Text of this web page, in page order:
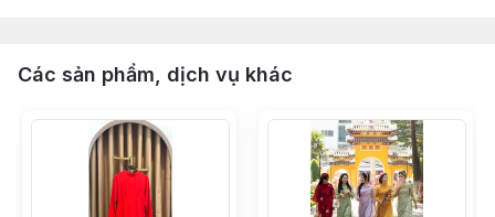
Các sản phẩm, dịch vụ khác